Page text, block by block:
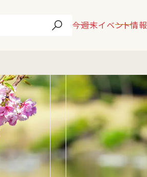
今週末イベント情報